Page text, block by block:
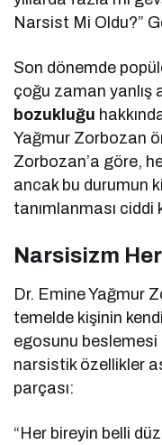
Narsist Mi Oldu?”
Son dönemde
çoğu zaman yanlış
bozukluğu
Yağmur Zorbozan
Zorbozan’a göre,
ancak bu durumun
tanımlanması
Narsisizm
Dr. Emine Yağmur
temelde kişinin
egosunu beslemesi
narsistik özellikler
parçası:
“Her bireyin belli